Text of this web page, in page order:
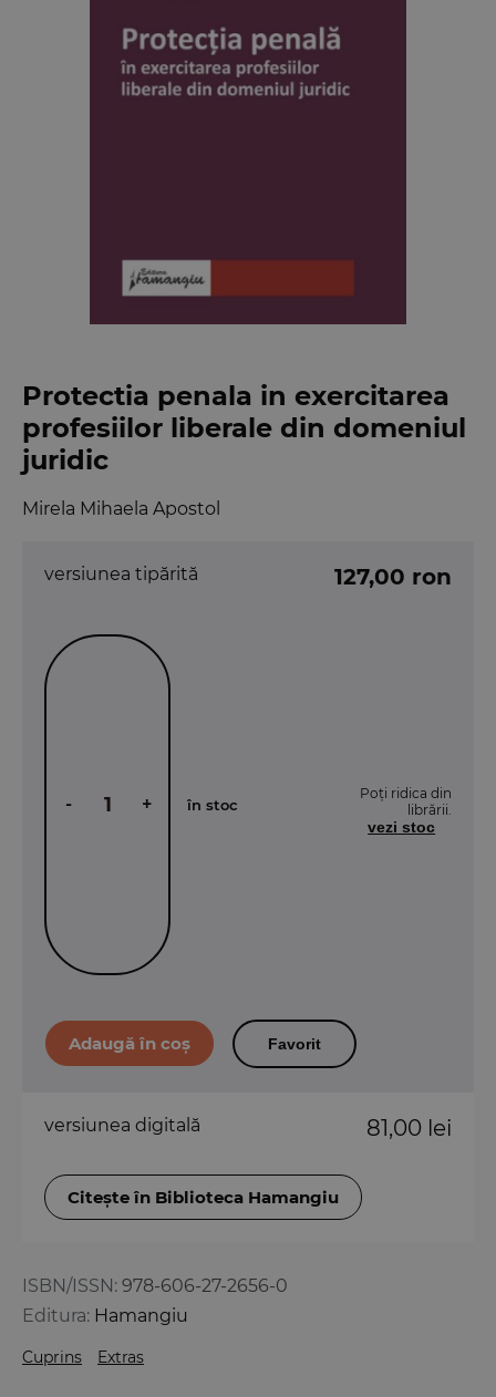
Protectia penala in exercitarea
profesiilor liberale din domeniul
juridic
Mirela Mihaela Apostol
ISBN/ISSN: 978-606-27-2656-0
Editura: Hamangiu
Cuprins Extras
versiunea tipărită 127,00 ron
- + în stoc
Poți ridica din
librării.
vezi stoc
Favorit
versiunea digitală 81,00 lei
Citește în Biblioteca Hamangiu